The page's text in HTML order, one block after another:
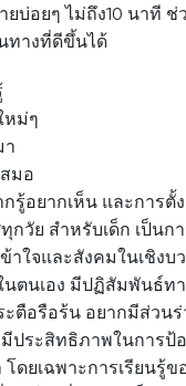
ยบ่อยๆ ไม่ถึง10 นาที ช่
ทางที่ดีขึ้นได้
หม่ๆ
า
สมอ
รู้อยากเห็น และการตั้
วัย สำหรับเด็ก เป็นก
ใจและสังคมในเชิงบ
นตนเอง มีปฏิสัมพันธ์ท
ะตือรือร้น อยากมีส่วน
ประสิทธิภาพในการป้
โดยเฉพาะการเรียนรู้